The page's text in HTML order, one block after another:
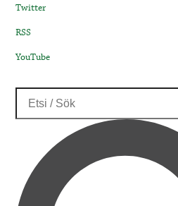
Twitter
RSS
YouTube